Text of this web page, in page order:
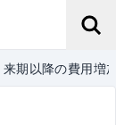
期以降の費用増